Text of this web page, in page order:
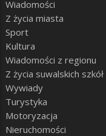
Wiadomości
Z życia miasta
Sport
Kultura
Wiadomości z regionu
Z życia suwalskich szkół
Wywiady
Turystyka
Motoryzacja
Nieruchomości